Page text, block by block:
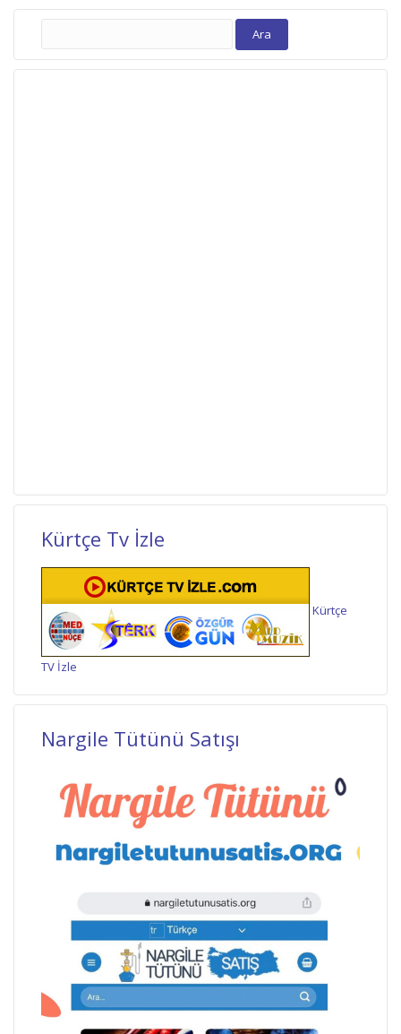
Arama:
Kürtçe Tv İzle
Kürtçe
TV İzle
Nargile Tütünü Satışı